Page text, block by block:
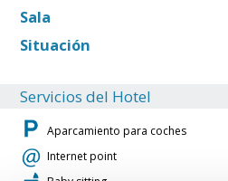
Sala
Situación
Servicios del Hotel
Aparcamiento para coches
Internet point